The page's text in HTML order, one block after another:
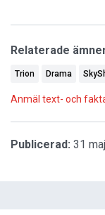
Relaterade
Trion Drama
Anmäl text- och
Publicerad: 31